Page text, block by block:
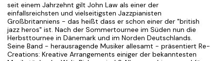
seit einem Jahrzehnt gilt John Law als einer der
einfallsreichsten und vielseitigsten Jazzpianisten
Großbritanniens - das heißt dass er schon einer der "british
jazz heros" ist. Nach der Sommertournee im Süden nun die
Herbsttournee in Dänemark und im Norden Deutschlands.
Seine Band - herausragende Musiker allesamt - präsentiert Re-
Creations: Kreative Arrangements einiger der bekanntesten